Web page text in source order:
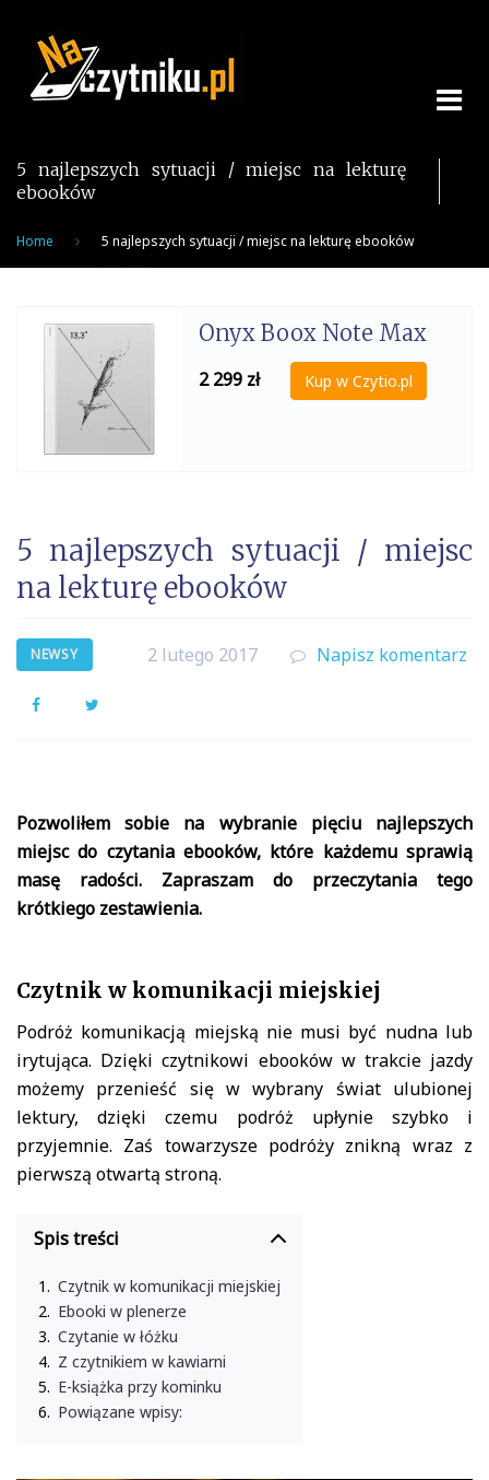
content
5 najlepszych sytuacji / miejsc na lekturę
ebooków
Home 5 najlepszych sytuacji / miejsc na lekturę ebooków
Onyx Boox Note Max
2 299 zł Kup w Czytio.pl
5 najlepszych sytuacji / miejsc
na lekturę ebooków
NEWSY 2 lutego 2017 Napisz komentarz
Facebook
Pozwoliłem sobie na wybranie pięciu najlepszych
miejsc do czytania ebooków, które każdemu sprawią
masę radości. Zapraszam do przeczytania tego
krótkiego zestawienia.
Czytnik w komunikacji miejskiej
Podróż komunikacją miejską nie musi być nudna lub
irytująca. Dzięki czytnikowi ebooków w trakcie jazdy
możemy przenieść się w wybrany świat ulubionej
lektury, dzięki czemu podróż upłynie szybko i
przyjemnie. Zaś towarzysze podróży znikną wraz z
pierwszą otwartą stroną.
Spis treści
Czytnik w komunikacji miejskiej
Ebooki w plenerze
Czytanie w łóżku
Z czytnikiem w kawiarni
E-książka przy kominku
Powiązane wpisy: